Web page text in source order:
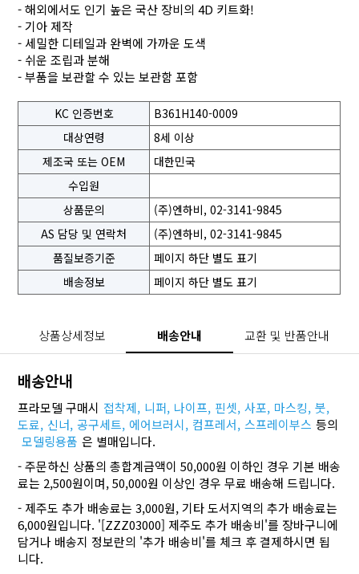
- 해외에서도 인기 높은 국산 장비의 4D 키트화!
- 기아 제작
- 세밀한 디테일과 완벽에 가까운 도색
- 쉬운 조립과 분해
- 부품을 보관할 수 있는 보관함 포함
KC 인증번호
B361H140-0009
대상연령
8세 이상
제조국 또는 OEM
대한민국
수입원
상품문의
(주)엔하비, 02-3141-9845
AS 담당 및 연락처
(주)엔하비, 02-3141-9845
품질보증기준
페이지 하단 별도 표기
배송정보
페이지 하단 별도 표기
상품상세정보 배송안내 교환 및 반품안내
배송안내
프라모델 구매시 접착제, 니퍼, 나이프, 핀셋, 사포, 마스킹, 붓,
도료, 신너, 공구세트, 에어브러시, 컴프레서, 스프레이부스 등의
모델링용품 은 별매입니다.
- 주문하신 상품의 총합계금액이 50,000원 이하인 경우 기본 배송
료는 2,500원이며, 50,000원 이상인 경우 무료 배송해 드립니다.
- 제주도 추가 배송료는 3,000원, 기타 도서지역의 추가 배송료는
6,000원입니다. '[ZZZ03000] 제주도 추가 배송비'를 장바구니에
담거나 배송지 정보란의 '추가 배송비'를 체크 후 결제하시면 됩
니다.